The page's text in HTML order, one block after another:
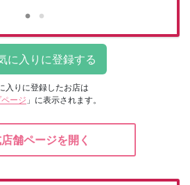
入りに登録したお店は
ページ 」に表示されます。
舗ページを開く